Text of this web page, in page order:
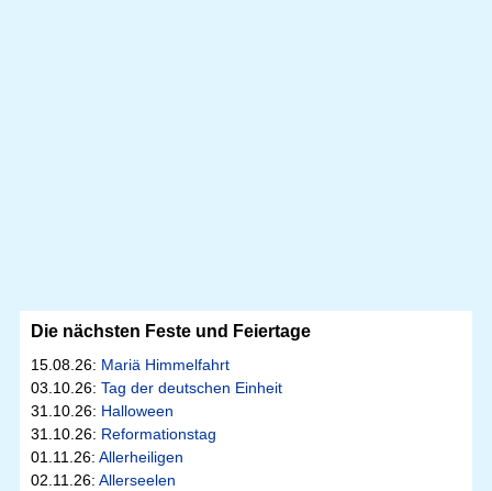
Die nächsten Feste und Feiertage
15.08.26: Mariä Himmelfahrt
03.10.26: Tag der deutschen Einheit
31.10.26: Halloween
31.10.26: Reformationstag
01.11.26: Allerheiligen
02.11.26: Allerseelen